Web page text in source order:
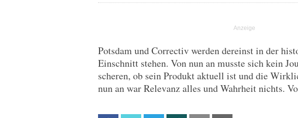
Potsdam und Correctiv werden dereinst in der
Einschnitt stehen. Von nun an musste sich kein
scheren, ob sein Produkt aktuell ist und die
nun an war Relevanz alles und Wahrheit nichts.